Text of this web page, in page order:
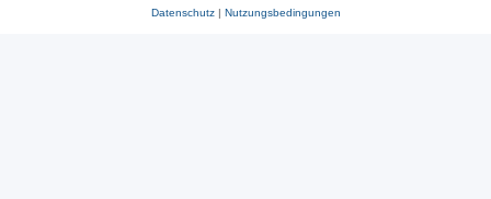
Datenschutz| Nutzungsbedingungen